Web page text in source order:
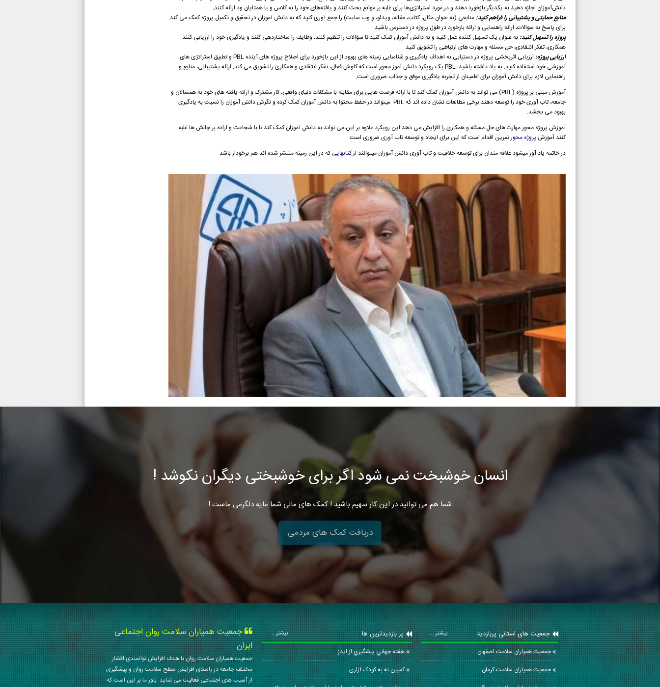
دانش‌آموزان اجازه دهید به یکدیگر بازخورد دهند و در مورد استراتژی‌ها برای غلبه بر موانع بحث کنند و یافته‌های خود را به کلاس و یا همتایان ود ارائه کنند.
منابع حمایتی و پشتیبانی را فراهم کنید: منابعی (به عنوان مثال، کتاب، مقاله، ویدئو، و وب سایت) را جمع آوری کنید که به دانش آموزان در تحقیق و تکمیل پروژه کمک می کند.
برای پاسخ به سوالات، ارائه راهنمایی و ارائه بازخورد در طول پروژه در دسترس باشید.
پروژه را تسهیل کنید: به عنوان یک تسهیل کننده عمل کنید و به دانش آموزان کمک کنید تا سؤالات را تنظیم کنند، وظایف را ساختاردهی کنند و یادگیری خود را ارزیابی کنند.
همکاری، تفکر انتقادی، حل مسئله و مهارت های ارتباطی را تشویق کنید.
ارزیابی پروژه:
ارزیابی اثربخشی پروژه در دستیابی به اهداف یادگیری و شناسایی زمینه های بهبود.از این بازخورد برای اصلاح پروژه های آینده PBL و تطبیق استراتژی های
آموزشی خود استفاده کنید. به یاد داشته باشید، PBL یک رویکرد دانش آموز محور است که کاوش فعال، تفکر انتقادی و همکاری را تشویق می کند. ارائه پشتیبانی، منابع و
راهنمایی لازم برای دانش آموزان برای اطمینان از تجربه یادگیری موفق و جذاب ضروری است.
آموزش مبتی بر پروژه (PBL) می تواند به دانش آموزان کمک کند تا با ارائه فرصت هایی برای مقابله با مشکلات دنیای واقعی، کار مشترک و ارائه یافته های خود به همسالان و
جامعه، تاب آوری خود را توسعه دهند.برخی مطالعات نشان داده اند که
PBL میتواند در حفظ محتوا به دانش آموزان کمک کرده و نگرش دانش آموزان را نسبت به یادگیری
بهبود می بخشد.
آموزش پروژه محور مهارت های حل مسئله و همکاری را افزایش می دهد این رویکردعلاوه بر این،می تواند به دانش آموزان کمک کند تا با شجاعت و اراده بر چالش ها غلبه
کنند آموزش پروژه محورتمرین اقدام است که این برای ایجاد و توسعه تاب آوری ضروری است.
در خاتمه یاد آور میشود علاقه مندان برای توسعه خلاقیت و تاب آوری دانش آموزان میتوانند ازکتابهاییکه در این زمینه منتشر شده اند هم برخودار باشد .
انسان خوشبخت نمی شود اگر برای خوشبختی دیگران نکوشد !
شما هم می توانید در این کار سهیم باشید ! کمک های مالی شما مایه دلگرمی ماست !
دریافت کمک های مردمی
جمعیت های استانی پربازدید بیشتر ...
جمعیت همیاران سلامت اصفهان
جمعیت همیاران سلامت كرمان
پر بازدیدترین ها بیشتر ...
هفته جهاني پيشگيري از ايدز
کمپین نه به کودک آزاری
جمعیت همیاران سلامت روان اجتماعی
ایران
جمعیت همیاران سلامت روان با هدف افزایش توانمندی اقشار
مختلف جامعه در راستای افزایش سطح سلامت روان و پیشگیری
از آسیب های اجتماعی فعالیت می نماید. باور ما بر این است که